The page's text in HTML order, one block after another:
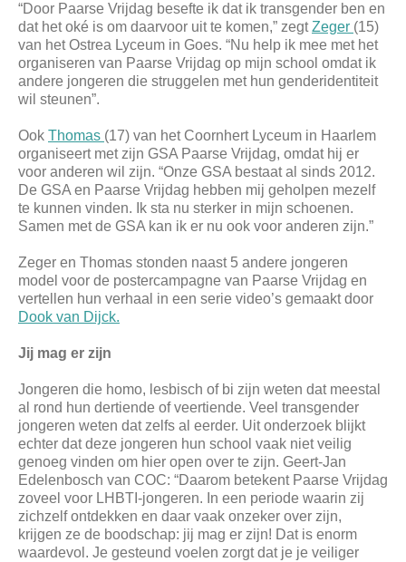
“Door Paarse Vrijdag besefte ik dat ik transgender ben en
dat het oké is om daarvoor uit te komen,” zegtZeger (15)
van het Ostrea Lyceum in Goes. “Nu help ik mee met het
organiseren van Paarse Vrijdag op mijn school omdat ik
andere jongeren die struggelen met hun genderidentiteit
wil steunen”.
Ook Thomas (17) van het Coornhert Lyceum in Haarlem
organiseert met zijn GSA Paarse Vrijdag, omdat hij er
voor anderen wil zijn. “Onze GSA bestaat al sinds 2012.
De GSA en Paarse Vrijdag hebben mij geholpen mezelf
te kunnen vinden. Ik sta nu sterker in mijn schoenen.
Samen met de GSA kan ik er nu ook voor anderen zijn.”
Zeger en Thomas stonden naast 5 andere jongeren
model voor de postercampagne van Paarse Vrijdag en
vertellen hun verhaal in een serie video’s gemaakt door
Dook van Dijck.
Jij mag er zijn
Jongeren die homo, lesbisch of bi zijn weten dat meestal
al rond hun dertiende of veertiende. Veel transgender
jongeren weten dat zelfs al eerder. Uit onderzoek blijkt
echter dat deze jongeren hun school vaak niet veilig
genoeg vinden om hier open over te zijn. Geert-Jan
Edelenbosch van COC: “Daarom betekent Paarse Vrijdag
zoveel voor LHBTI-jongeren. In een periode waarin zij
zichzelf ontdekken en daar vaak onzeker over zijn,
krijgen ze de boodschap: jij mag er zijn! Dat is enorm
waardevol. Je gesteund voelen zorgt dat je je veiliger